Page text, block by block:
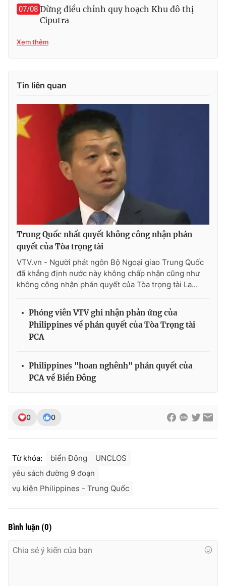
07/08 Dừng điều chỉnh quy hoạch Khu đô thị
Ciputra
Xem thêm
Tin liên quan
Trung Quốc nhất quyết không công nhận phán
quyết của Tòa trọng tài
VTV.vn - Người phát ngôn Bộ Ngoại giao Trung Quốc
đã khẳng định nước này không chấp nhận cũng như
không công nhận phán quyết của Tòa trọng tài La...
Phóng viên VTV ghi nhận phản ứng của
Philippines về phán quyết của Tòa Trọng tài
PCA
Philippines "hoan nghênh" phán quyết của
PCA về Biển Đông
0 0
Từ khóa: biển Đông
UNCLOS
yêu sách đường 9 đoạn
vụ kiện Philippines - Trung Quốc
Bình luận (0)